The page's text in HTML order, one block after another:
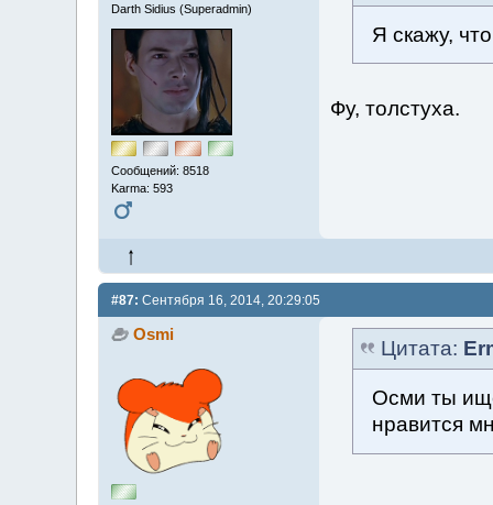
Darth Sidius (Superadmin)
Сообщений: 8518
Karma: 593
Я скажу,
Фу, толстуха.
#87: Сентября 16, 2014, 20:29:05
Osmi
Цитата:
Осми ты
нравится